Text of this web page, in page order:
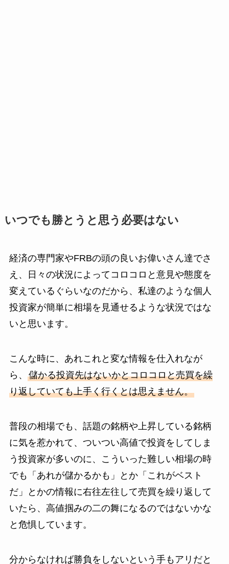
いつでも勝とうと思う必要はない
経済の専門家やFRBの頭の良いお偉いさん達でさ
え、日々の状況によってコロコロと意見や態度を
変えているぐらいなのだから、私達のような個人
投資家が簡単に相場を見通せるような状況ではな
いと思います。
こんな時に、あれこれと変な情報を仕入れなが
ら、 儲かる投資先はないかとコロコロと売買を繰
り返していても上手く行くとは思えません。
普段の相場でも、話題の銘柄や上昇している銘柄
に気を惹かれて、ついつい高値で投資をしてしま
う投資家が多いのに、こういった難しい相場の時
でも「あれが儲かるかも」とか「これがベスト
だ」とかの情報に右往左往して売買を繰り返して
いたら、高値掴みの二の舞になるのではないかな
と危惧しています。
分からなければ勝負をしないという手もアリだと